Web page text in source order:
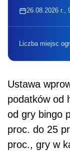
26.08.2026 r.,
Liczba miejsc
Ustawa
podatków od
od gry bingo
proc. do 25
proc., gry w